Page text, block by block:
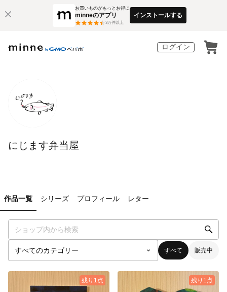
お買いものがもっとお得に
minneのアプリ
3万件以上
インストールする
ログイン
にじます弁当屋
作品一覧 シリーズ プロフィール レター
すべて 販売中
残り1点 残り1点